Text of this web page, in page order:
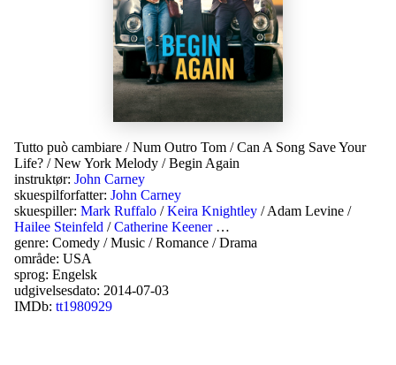
Tutto può cambiare /Num Outro Tom /Can A Song Save Your
Life? /New York Melody /Begin Again
instruktør: John Carney
skuespilforfatter: John Carney
skuespiller: Mark Ruffalo /Keira Knightley /Adam Levine /
Hailee Steinfeld /Catherine Keener…
genre: Comedy /Music /Romance /Drama
område: USA
sprog: Engelsk
udgivelsesdato: 2014-07-03
IMDb: tt1980929